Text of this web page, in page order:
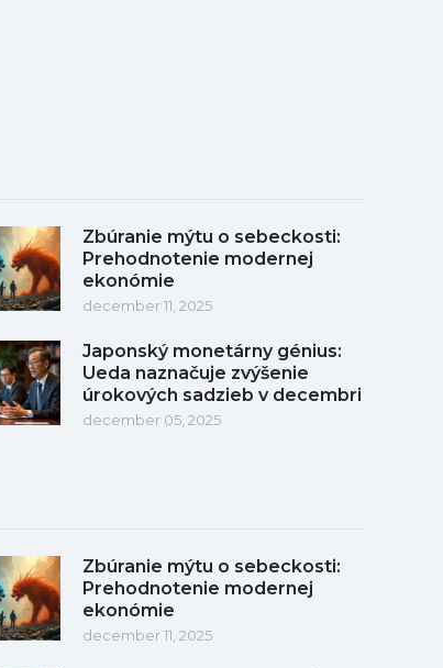
Zbúranie mýtu o sebeckosti:
Prehodnotenie modernej
ekonómie
december 11, 2025
Japonský monetárny génius:
Ueda naznačuje zvýšenie
úrokových sadzieb v decembri
december 05, 2025
Zbúranie mýtu o sebeckosti:
Prehodnotenie modernej
ekonómie
december 11, 2025